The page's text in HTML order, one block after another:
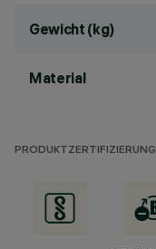
Gewicht (kg)
Material
PRODUKTZERTIFIZIERUNG